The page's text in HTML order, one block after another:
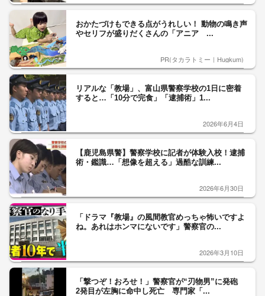
おかたづけもできる点がうれしい！ 動物の鳴き声
やセリフが盛りだくさんの「アニア ...
PR(タカラトミー｜Hugkum)
リアルな「教場」、富山県警察学校の1日に密着
すると…「10分で完食」「逮捕術」1...
2026年6月4日
【鹿児島県警】警察学校に記者が体験入校！逮捕
術・鑑識…「想像を超える」過酷な訓練...
2026年6月30日
「ドラマ『教場』の風間教官めっちゃ怖いですよ
ね。あれはホンマにないです」警察官の...
2026年3月10日
「撃つぞ！おろせ！」警察官が“刃物男”に発砲
2発目が左胸に命中し死亡 専門家「...